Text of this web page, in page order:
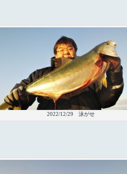
2022/12/29 泳がせ